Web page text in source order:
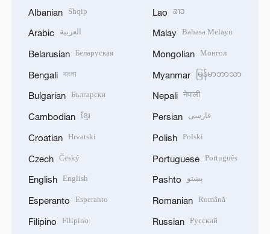
Albanian Shqip
Arabic العربية
Belarusian Беларуская
Bengali বাংলা
Bulgarian Български
Cambodian ខ្មែរ
Croatian Hrvatski
Czech Český
English English
Esperanto Esperanto
Filipino Filipino
Lao ລາວ
Malay Bahasa Melayu
Mongolian Монгол
Myanmar မြန်မာဘာသာ
Nepali नेपाली
Persian فارسی
Polish Polski
Portuguese Português
Pashto پښتو
Romanian Română
Russian Русский